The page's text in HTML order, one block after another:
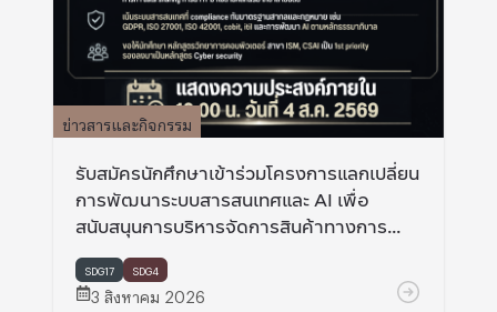
ข่าวสารและกิจกรรม
รับสมัครนักศึกษาเข้าร่วมโครงการแลกเปลี่ยน
การพัฒนาระบบสารสนเทศและ AI เพื่อ
สนับสนุนการบริหารจัดการสินค้าทางการ
เกษตร ที่ Miyaki university และ Hokkaido
university ประเทศญี่ปุ่น
SDG17 SDG4
3 สิงหาคม 2026